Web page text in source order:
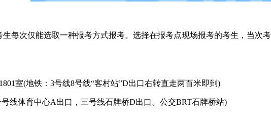
次仅能选取一种报考方式报考。选择在报考点现场报考的考生，当次
室(地铁：3号线8号线“客村站”D出口右转直走两百米即到)
体育中心A出口，三号线石牌桥D出口。公交BRT石牌桥站)